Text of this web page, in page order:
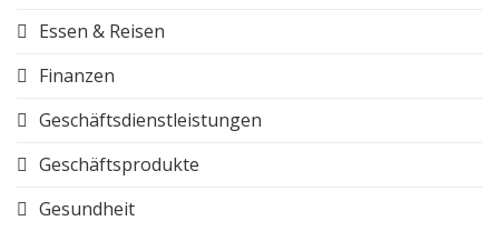
Essen & Reisen
Finanzen
Geschäftsdienstleistungen
Geschäftsprodukte
Gesundheit